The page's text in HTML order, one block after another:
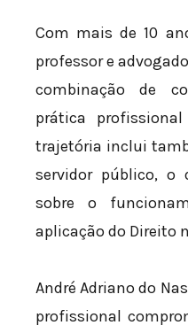
Com mais de 10
professor e
combinação de
prática
trajetória inclui
servidor público, o
sobre o
aplicação do Direito
André Adriano do
profissional